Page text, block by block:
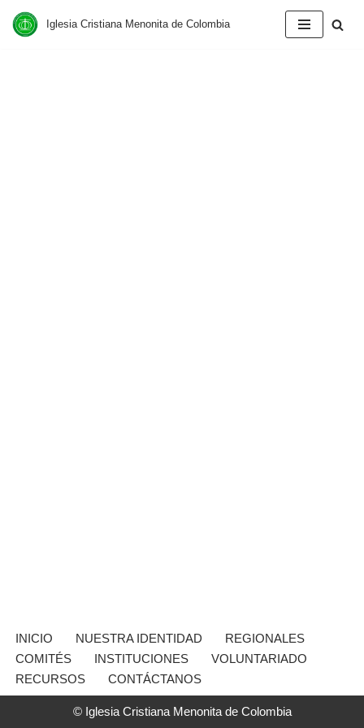
Iglesia Cristiana Menonita de Colombia
INICIO NUESTRA IDENTIDAD
REGIONALES
COMITÉS
INSTITUCIONES
VOLUNTARIADO
RECURSOS
CONTÁCTANOS
© Iglesia Cristiana Menonita de Colombia